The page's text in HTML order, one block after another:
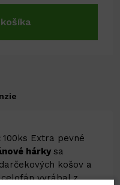
100ks Extra pevné
hárky sa
košov a
vyrábal z